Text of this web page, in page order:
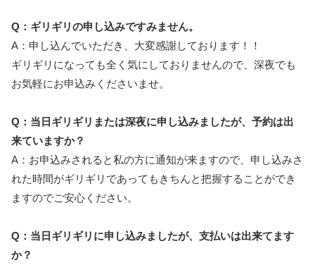
Q：ギリギリの申し込みですみません。
A：申し込んでいただき、大変感謝しております！！
ギリギリになっても全く気にしておりませんので、深夜でも
お気軽にお申込みくださいませ。
Q：当日ギリギリまたは深夜に申し込みましたが、予約は出
来ていますか？
A：お申込みされると私の方に通知が来ますので、申し込みさ
れた時間がギリギリであってもきちんと把握することができ
ますのでご安心ください。
Q：当日ギリギリに申し込みましたが、支払いは出来てます
か？